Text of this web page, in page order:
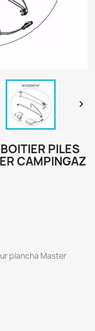

PILES
CAMPINGAZ
plancha Master